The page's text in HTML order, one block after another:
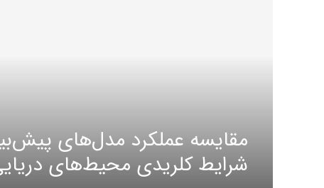
مقایسه عملکرد مدل‌های
شرایط کلریدی محیط‌های